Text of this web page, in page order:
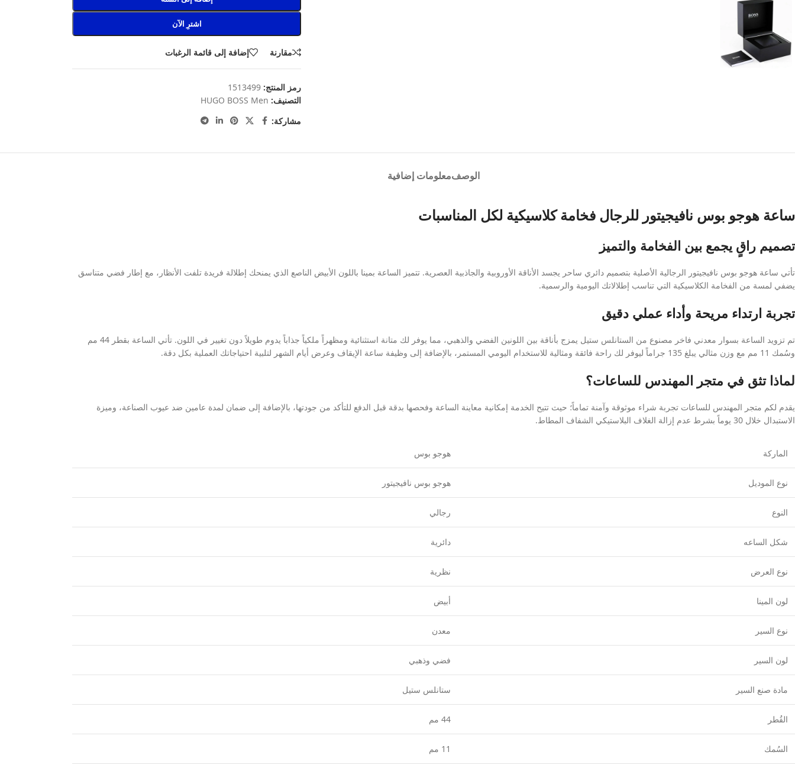
اشترِ الآن
مقارنة إضافة إلى قائمة الرغبات
رمز المنتج: 1513499
التصنيف: HUGO BOSS Men
مشاركة:
الوصفمعلومات إضافية
ساعة هوجو بوس نافيجيتور للرجال فخامة كلاسيكية لكل المناسبات
تصميم راقٍ يجمع بين الفخامة والتميز
تأتي ساعة هوجو بوس نافيجيتور الرجالية الأصلية بتصميم دائري ساحر يجسد الأناقة الأوروبية والجاذبية العصرية. تتميز الساعة بمينا باللون الأبيض الناصع الذي يمنحك إطلالة فريدة تلفت الأنظار، مع إطار فضي متناسق
يضفي لمسة من الفخامة الكلاسيكية التي تناسب إطلالاتك اليومية والرسمية.
تجربة ارتداء مريحة وأداء عملي دقيق
تم تزويد الساعة بسوار معدني فاخر مصنوع من الستانلس ستيل يمزج بأناقة بين اللونين الفضي والذهبي، مما يوفر لك متانة استثنائية ومظهراً ملكياً جذاباً يدوم طويلاً دون تغيير في اللون. تأتي الساعة بقطر 44 مم
وسُمك 11 مم مع وزن مثالي يبلغ 135 جراماً ليوفر لك راحة فائقة ومثالية للاستخدام اليومي المستمر، بالإضافة إلى وظيفة ساعة الإيقاف وعرض أيام الشهر لتلبية احتياجاتك العملية بكل دقة.
لماذا تثق في متجر المهندس للساعات؟
يقدم لكم متجر المهندس للساعات تجربة شراء موثوقة وآمنة تماماً؛ حيث تتيح الخدمة إمكانية معاينة الساعة وفحصها بدقة قبل الدفع للتأكد من جودتها، بالإضافة إلى ضمان لمدة عامين ضد عيوب الصناعة، وميزة
الاستبدال خلال 30 يوماً بشرط عدم إزالة الغلاف البلاستيكي الشفاف المطاط.
الماركة هوجو بوس
نوع الموديل هوجو بوس نافيجيتور
النوع رجالي
شكل الساعه دائرية
نوع العرض نظرية
لون المينا أبيض
نوع السير معدن
لون السير فضي وذهبي
مادة صنع السير ستانلس ستيل
القُطر 44 مم
السُمك 11 مم